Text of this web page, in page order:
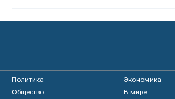
Политика
Экономика
Общество
В мире